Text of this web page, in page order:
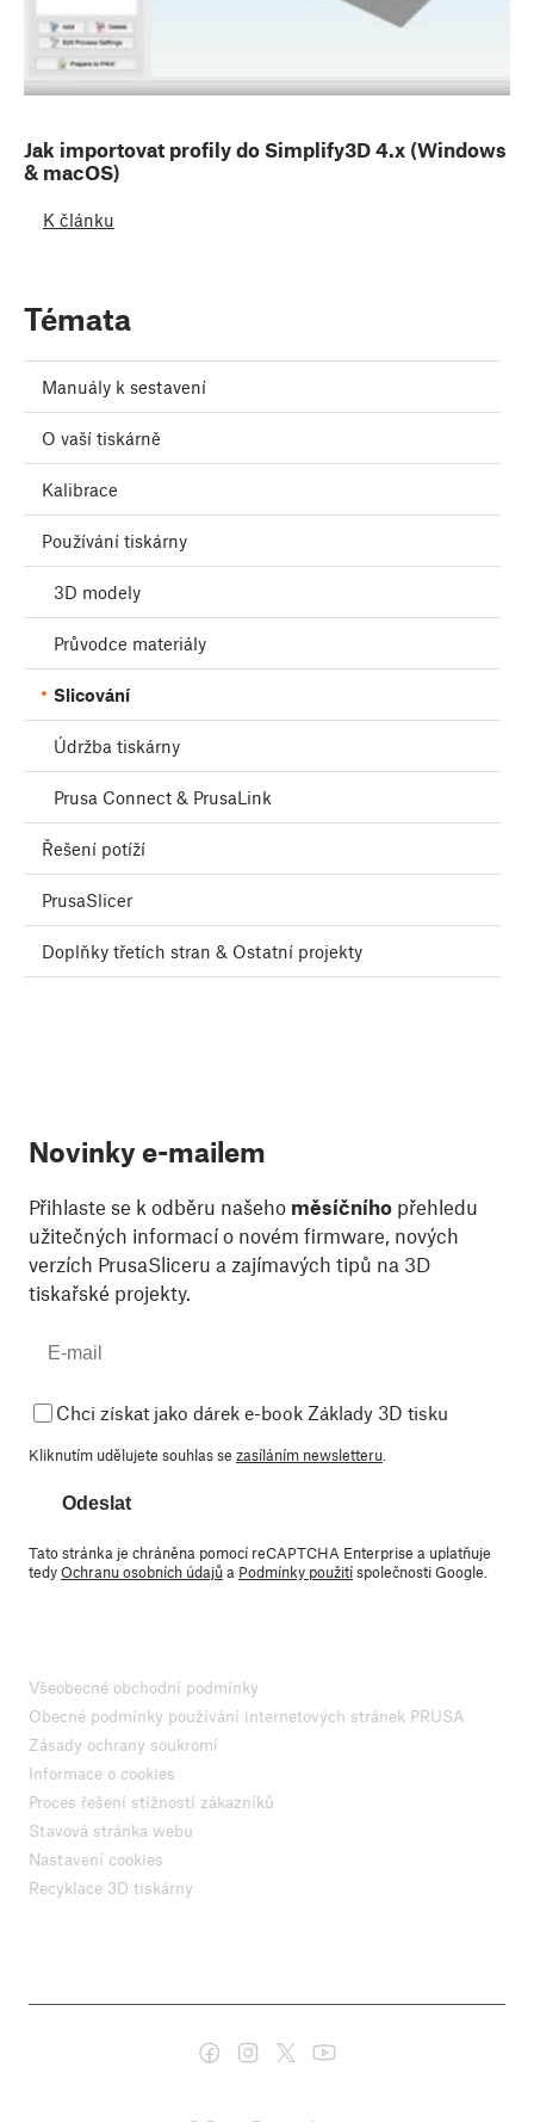
Jak importovat profily do Simplify3D 4.x (Windows
& macOS)
K článku
Témata
Manuály k sestavení
O vaší tiskárně
Kalibrace
Používání tiskárny
3D modely
Průvodce materiály
Slicování
Údržba tiskárny
Prusa Connect & PrusaLink
Řešení potíží
PrusaSlicer
Doplňky třetích stran & Ostatní projekty
Novinky e-mailem
Přihlaste se k odběru našeho měsíčního přehledu
užitečných informací o novém firmware, nových
verzích PrusaSliceru a zajímavých tipů na 3D
tiskařské projekty.
Chci získat jako dárek e-book Základy 3D tisku
Kliknutím udělujete souhlas se zasíláním newsletteru
Odeslat
Tato stránka je chráněna pomocí reCAPTCHA Enterprise a uplatňuje
tedyOchranu osobních údajůa Podmínky použitíspolečnosti Google.
Všeobecné obchodní podmínky
Obecné podmínky používání internetových stránek PRUSA
Zásady ochrany soukromí
Informace o cookies
Proces řešení stížností zákazníků
Stavová stránka webu
Nastavení cookies
Recyklace 3D tiskárny